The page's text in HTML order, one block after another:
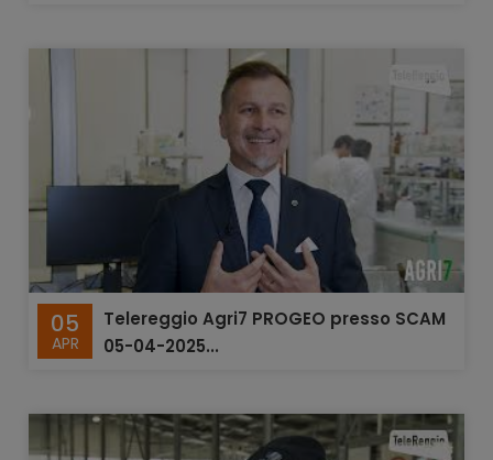
05
APR
Telereggio Agri7 PROGEO presso SCAM
05-04-2025...